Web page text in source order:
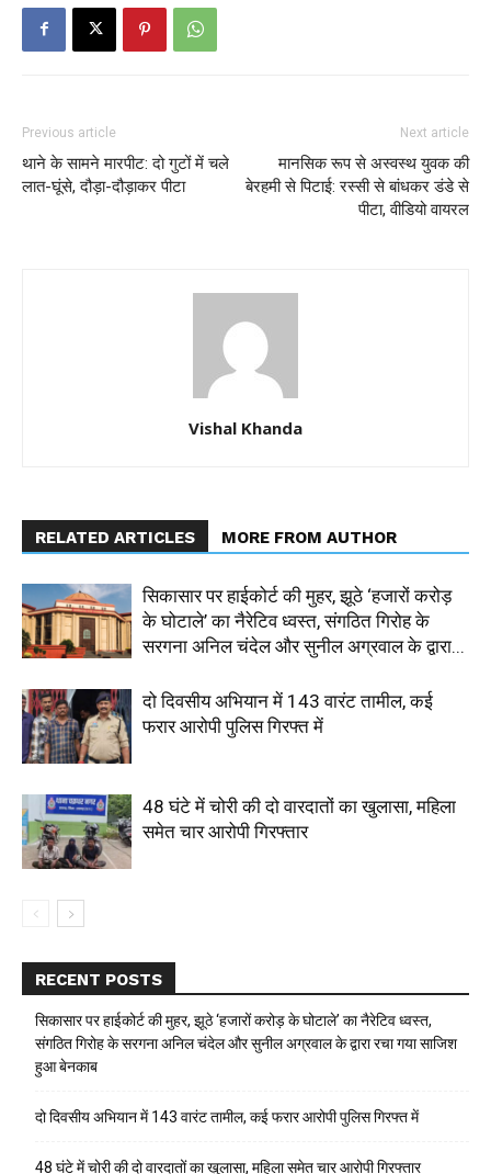
Previous article
थाने के सामने मारपीट: दो गुटों में चले
लात-घूंसे, दौड़ा-दौड़ाकर पीटा
Next article
मानसिक रूप से अस्वस्थ युवक की
बेरहमी से पिटाई: रस्सी से बांधकर डंडे से
पीटा, वीडियो वायरल
Vishal Khanda
RELATED ARTICLES MORE FROM AUTHOR
सिकासार पर हाईकोर्ट की मुहर, झूठे ‘हजारों करोड़
के घोटाले’ का नैरेटिव ध्वस्त, संगठित गिरोह के
सरगना अनिल चंदेल और सुनील अग्रवाल के द्वारा...
दो दिवसीय अभियान में 143 वारंट तामील, कई
फरार आरोपी पुलिस गिरफ्त में
48 घंटे में चोरी की दो वारदातों का खुलासा, महिला
समेत चार आरोपी गिरफ्तार
RECENT POSTS
सिकासार पर हाईकोर्ट की मुहर, झूठे ‘हजारों करोड़ के घोटाले’ का नैरेटिव ध्वस्त,
संगठित गिरोह के सरगना अनिल चंदेल और सुनील अग्रवाल के द्वारा रचा गया साजिश
हुआ बेनकाब
दो दिवसीय अभियान में 143 वारंट तामील, कई फरार आरोपी पुलिस गिरफ्त में
48 घंटे में चोरी की दो वारदातों का खुलासा, महिला समेत चार आरोपी गिरफ्तार